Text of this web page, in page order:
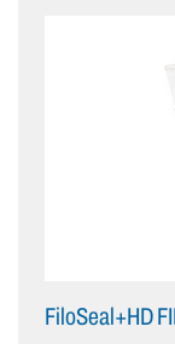
FiloSeal+HD